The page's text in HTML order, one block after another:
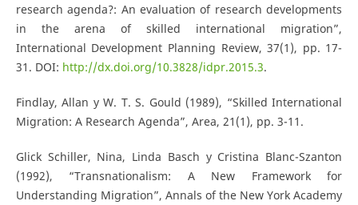
research agenda?: An evaluation of research developments
in the arena of skilled international migration”,
International Development Planning Review, 37(1), pp. 17-
31. DOI: http://dx.doi.org/10.3828/idpr.2015.3.
Findlay, Allan y W. T. S. Gould (1989), “Skilled International
Migration: A Research Agenda”, Area, 21(1), pp. 3-11.
Glick Schiller, Nina, Linda Basch y Cristina Blanc-Szanton
(1992), “Transnationalism: A New Framework for
Understanding Migration”, Annals of the New York Academy